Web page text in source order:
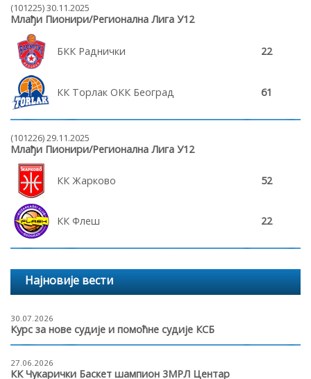
(101225) 30.11.2025
Млађи Пионири/Регионална Лига У12
БКК Раднички 22
КК Торлак ОКК Београд 61
(101226) 29.11.2025
Млађи Пионири/Регионална Лига У12
КК Жарково 52
КК Флеш 22
Најновије вести
30.07.2026
Курс за нове судије и помоћне судије КСБ
27.06.2026
КК Чукарички Баскет шампион 3МРЛ Центар